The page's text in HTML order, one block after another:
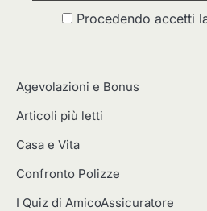
Procedendo accetti
Agevolazioni e Bonus
Articoli più letti
Casa e Vita
Confronto Polizze
I Quiz di AmicoAssicuratore